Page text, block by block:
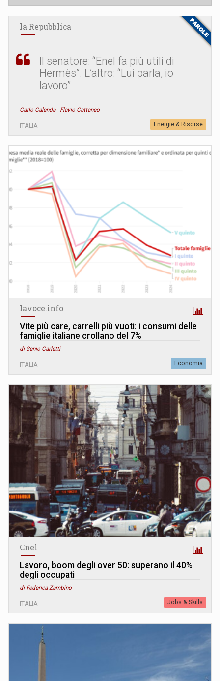
la Repubblica
Il senatore: “Enel fa più utili di
Hermès”. L’altro: “Lui parla, io
lavoro”
Carlo Calenda - Flavio Cattaneo
ITALIA Energie & Risorse
lavoce.info
Vite più care, carrelli più vuoti: i consumi delle
famiglie italiane crollano del 7%
di Senio Carletti
ITALIA Economia
Cnel
Lavoro, boom degli over 50: superano il 40%
degli occupati
di Federica Zambino
ITALIA Jobs & Skills